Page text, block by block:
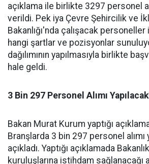
açıklama ile birlikte 3297 personel
verildi. Pek iya Çevre Şehircilik ve
Bakanlığı'nda çalışacak
hangi şartlar ve pozisyonlar
dağılımının yapılmasıyla birlikte
hale geldi.
3 Bin 297 Personel Alımı
Bakan Murat Kurum yaptığı
Branşlarda 3 bin 297 personel alımı
açıkladı. Yaptığı açıklamada
kuruluşlarına istihdam sağlanacağı